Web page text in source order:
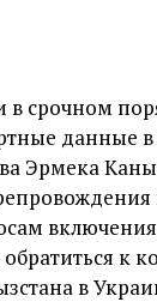
срочном
данные в
Эрмека
включения
к
в